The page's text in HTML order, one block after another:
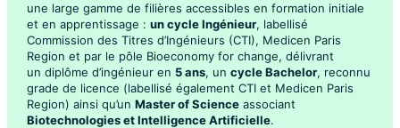
une large gamme de filières accessibles en formation initiale
et en apprentissage : un cycle Ingénieur, labellisé
Commission des Titres d’Ingénieurs (CTI), Medicen Paris
Region et par le pôle Bioeconomy for change, délivrant
un diplôme d’ingénieur en 5 ans, un cycle Bachelor, reconnu
grade de licence (labellisé également CTI et Medicen Paris
Region) ainsi qu’un Master of Science associant
Biotechnologies et Intelligence Artificielle.